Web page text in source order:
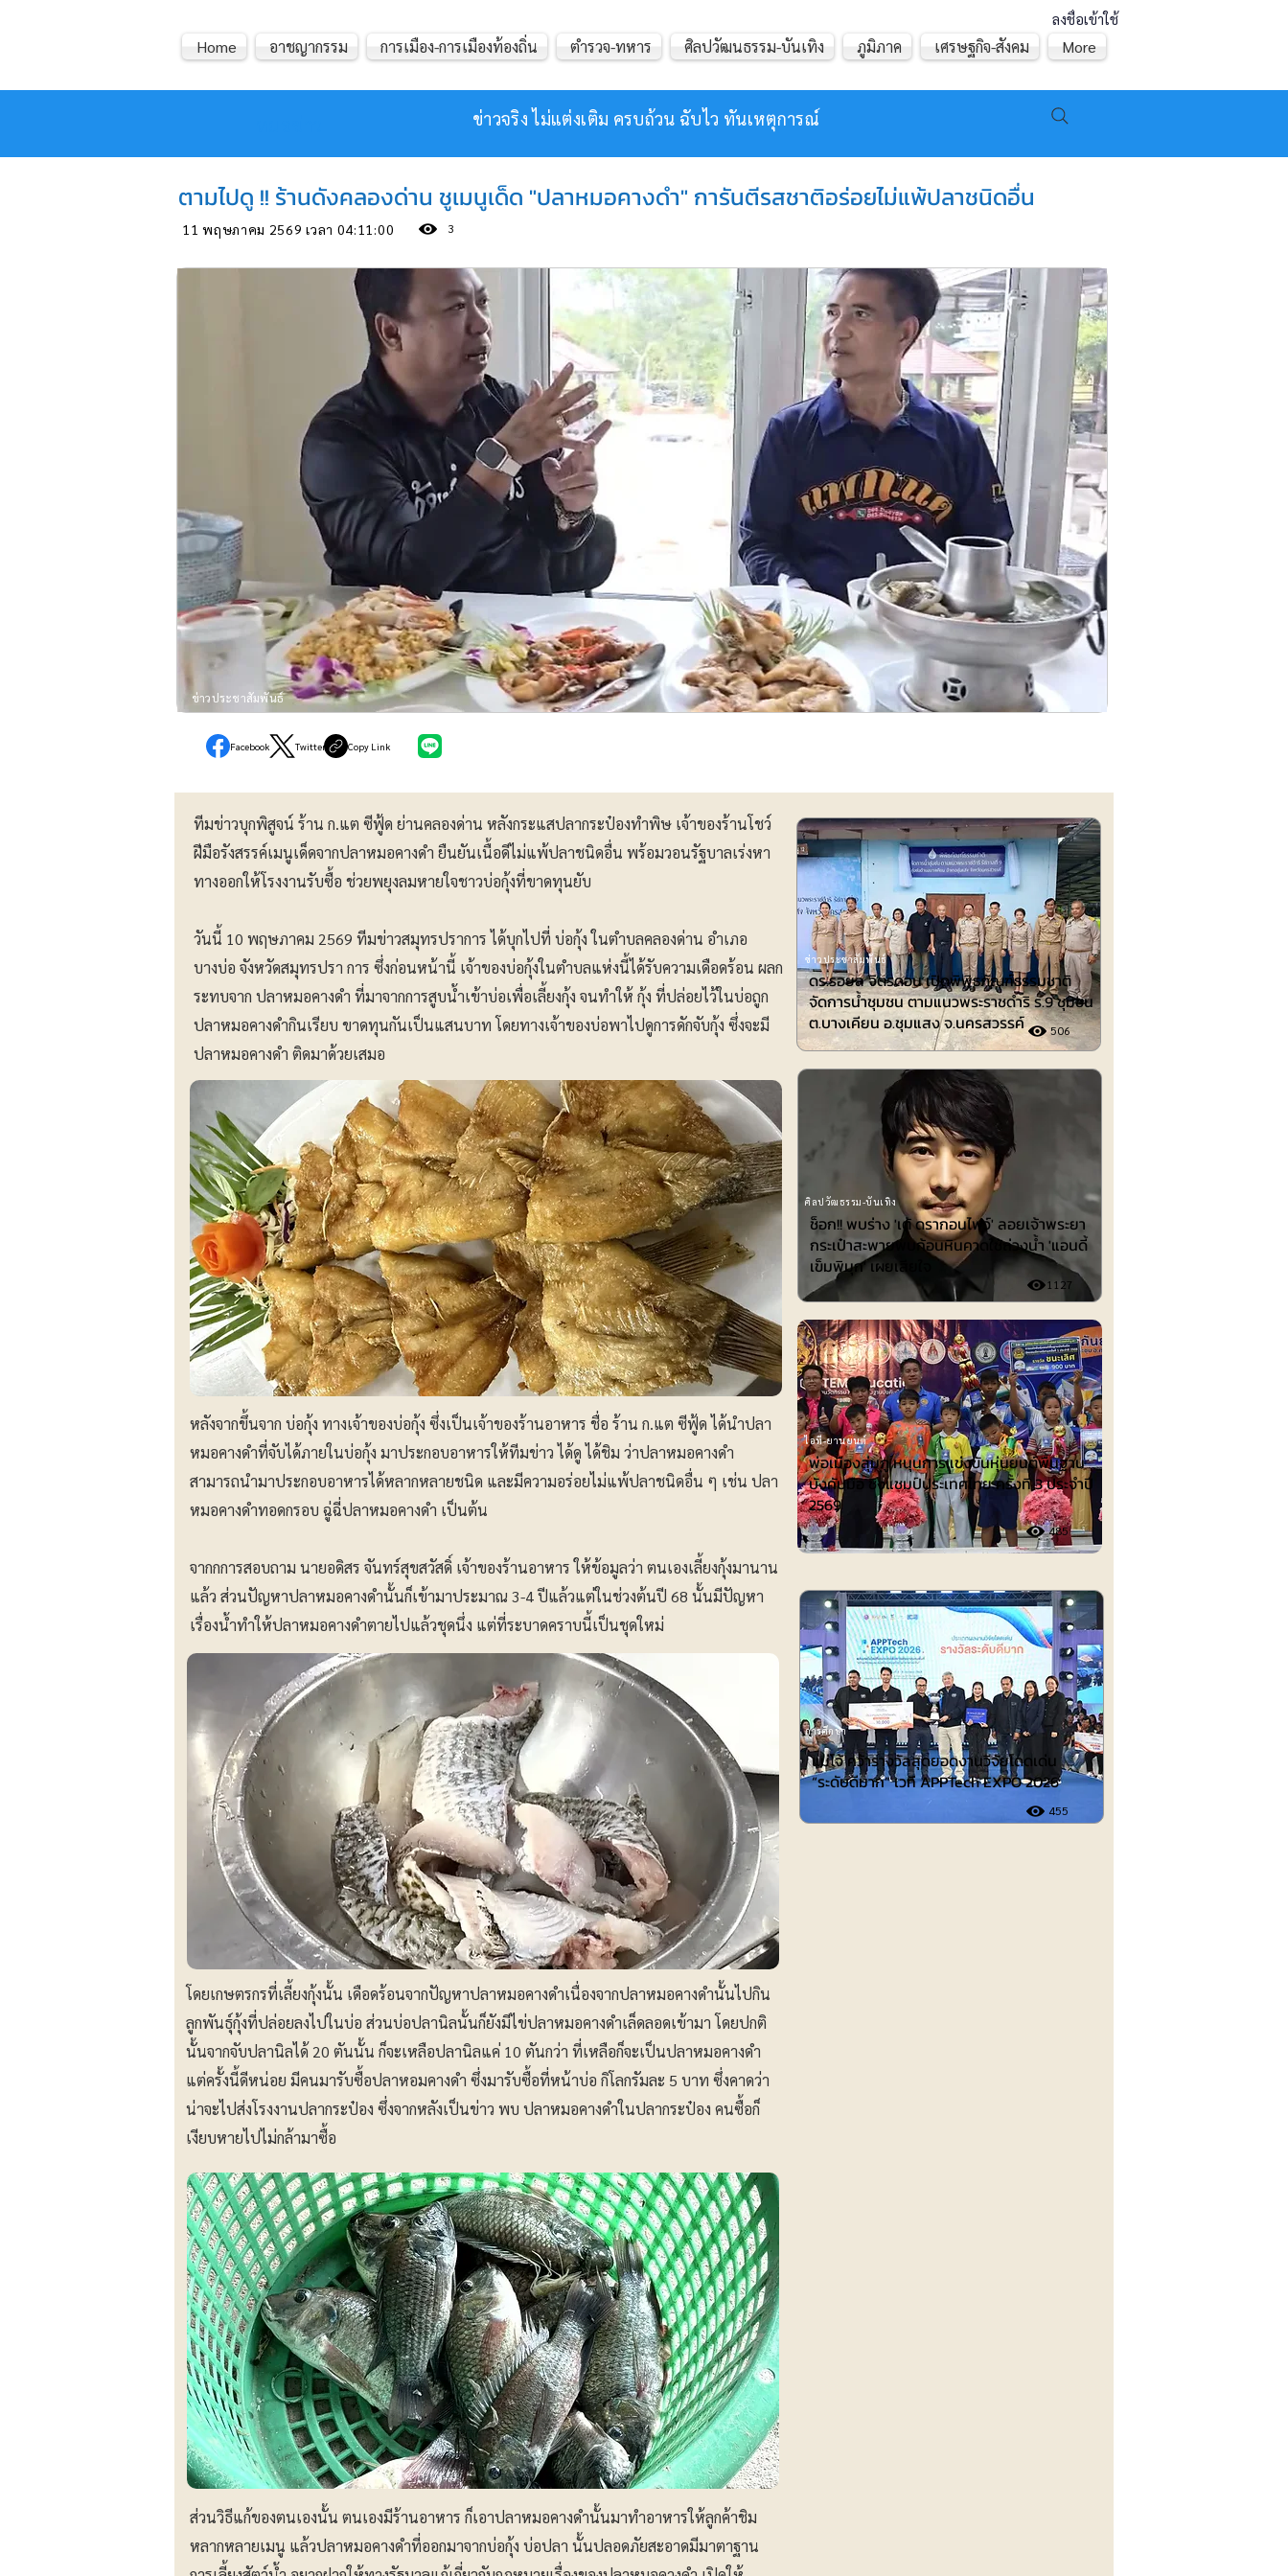
ลงชื่อเข้าใช้
ข่าวจริง ไม่แต่งเติม ครบถ้วน ฉับไว ทันเหตุการณ์
Home อาชญากรรม การเมือง-การเมืองท้องถิ่น ตำรวจ-ทหาร ศิลปวัฒนธรรม-บันเทิง ภูมิภาค เศรษฐกิจ-สังคม More
ตามไปดู !! ร้านดังคลองด่าน ชูเมนูเด็ด "ปลาหมอคางดำ" การันตีรสชาติอร่อยไม่แพ้ปลาชนิดอื่น
11 พฤษภาคม 2569 เวลา 04:11:00 3
ข่าวประชาสัมพันธ์
Facebook Twitter Copy Link
ทีมข่าวบุกพิสูจน์ ร้าน ก.แต ซีฟู้ด ย่านคลองด่าน หลังกระแสปลากระป๋องทำพิษ เจ้าของร้านโชว์
ฝีมือรังสรรค์เมนูเด็ดจากปลาหมอคางดำ ยืนยันเนื้อดีไม่แพ้ปลาชนิดอื่น พร้อมวอนรัฐบาลเร่งหา
ทางออกให้โรงงานรับซื้อ ช่วยพยุงลมหายใจชาวบ่อกุ้งที่ขาดทุนยับ
วันนี้ 10 พฤษภาคม 2569 ทีมข่าวสมุทรปราการ ได้บุกไปที่ บ่อกุ้ง ในตำบลคลองด่าน อำเภอ
บางบ่อ จังหวัดสมุทรปรา การ ซึ่งก่อนหน้านี้ เจ้าของบ่อกุ้งในตำบลแห่งนี้ได้รับความเดือดร้อน ผลก
ระทบจาก ปลาหมอคางดำ ที่มาจากการสูบน้ำเข้าบ่อเพื่อเลี้ยงกุ้ง จนทำให้ กุ้ง ที่ปล่อยไว้ในบ่อถูก
ปลาหมอคางดำกินเรียบ ขาดทุนกันเป็นแสนบาท โดยทางเจ้าของบ่อพาไปดูการดักจับกุ้ง ซึ่งจะมี
ปลาหมอคางดำ ติดมาด้วยเสมอ
หลังจากขึ้นจาก บ่อกุ้ง ทางเจ้าของบ่อกุ้ง ซึ่งเป็นเจ้าของร้านอาหาร ชื่อ ร้าน ก.แต ซีฟู้ด ได้นำปลา
หมอคางดำที่จับได้ภายในบ่อกุ้ง มาประกอบอาหารให้ทีมข่าว ได้ดู ได้ชิม ว่าปลาหมอคางดำ
สามารถนำมาประกอบอาหารได้หลากหลายชนิด และมีความอร่อยไม่แพ้ปลาชนิดอื่น ๆ เช่น ปลา
หมอคางดำทอดกรอบ ฉู่ฉี่ปลาหมอคางดำ เป็นต้น
จากกการสอบถาม นายอดิสร จันทร์สุขสวัสดิ์ เจ้าของร้านอาหาร ให้ข้อมูลว่า ตนเองเลี้ยงกุ้งมานาน
แล้ว ส่วนปัญหาปลาหมอคางดำนั้นก็เข้ามาประมาณ 3-4 ปีแล้วแต่ในช่วงต้นปี 68 นั้นมีปัญหา
เรื่องน้ำทำให้ปลาหมอคางดำตายไปแล้วชุดนึ่ง แต่ที่ระบาดคราบนี้เป็นชุดใหม่
โดยเกษตรกรที่เลี้ยงกุ้งนั้น เดือดร้อนจากปัญหาปลาหมอคางดำเนื่องจากปลาหมอคางดำนั้นไปกิน
ลูกพันธุ์กุ้งที่ปล่อยลงไปในบ่อ ส่วนบ่อปลานิลนั้นก็ยังมีไข่ปลาหมอคางดำเล็ดลอดเข้ามา โดยปกติ
นั้นจากจับปลานิลได้ 20 ตันนั้น ก็จะเหลือปลานิลแค่ 10 ตันกว่า ที่เหลือก็จะเป็นปลาหมอคางดำ
แต่ครั้งนี้ดีหน่อย มีคนมารับซื้อปลาหอมคางดำ ซึ่งมารับซื้อที่หน้าบ่อ กิโลกรัมละ 5 บาท ซึ่งคาดว่า
น่าจะไปส่งโรงงานปลากระป๋อง ซึ่งจากหลังเป็นข่าว พบ ปลาหมอคางดำในปลากระป๋อง คนซื้อก็
เงียบหายไปไม่กล้ามาซื้อ
ส่วนวิธีแก้ของตนเองนั้น ตนเองมีร้านอาหาร ก็เอาปลาหมอคางดำนั้นมาทำอาหารให้ลูกค้าชิม
หลากหลายเมนู แล้วปลาหมอคางดำที่ออกมาจากบ่อกุ้ง บ่อปลา นั้นปลอดภัยสะอาดมีมาตาฐาน
ดร.รอยล จิตรดอน เปิดพิพิธภัณฑ์ธรรมชาติ
จัดการน้ำชุมชน ตามแนวพระราชดำริ ร.9 ชุมชน
ต.บางเคียน อ.ชุมแสง จ.นครสวรรค์
506
ข่าวประชาสัมพันธ์
ช็อก!! พบร่าง 'เต้ ดรากอนไฟว์' ลอยเจ้าพระยา
กระเป๋าสะพายพบก้อนหินคาดใช้ถ่วงน้ำ 'แอนดี้
เข็มพิมุก' เผยเสียใจ
1127
ศิลปวัฒธรรม-บันเทิง
ไอที-ยานยนต์
พ่อเมืองลุ่มภู หนุนการแข่งขันหุ่นยนต์พื้นฐาน
บังคับมือ ชิงแชมป์ประเทศไทย ครั้งที่ 3 ประจำปี
2569
485
การศึกษา
แม่โจ้ คว้ารางวัลสุดยอดงานวิจัยโดดเด่น
“ระดับดีมาก” เวที APPTech EXPO 2026
455